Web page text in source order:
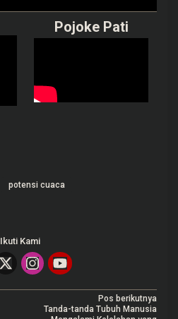
Pojoke Pati
potensi cuaca
Ikuti Kami
Pos berikutnya
Tanda-tanda Tubuh Manusia